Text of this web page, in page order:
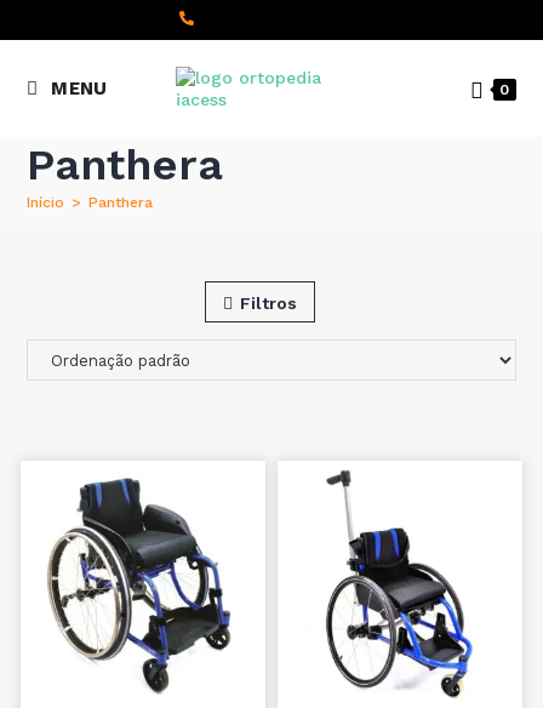
Chamada para a rede fixa
MENU 0
Panthera
Início > Panthera
Filtros